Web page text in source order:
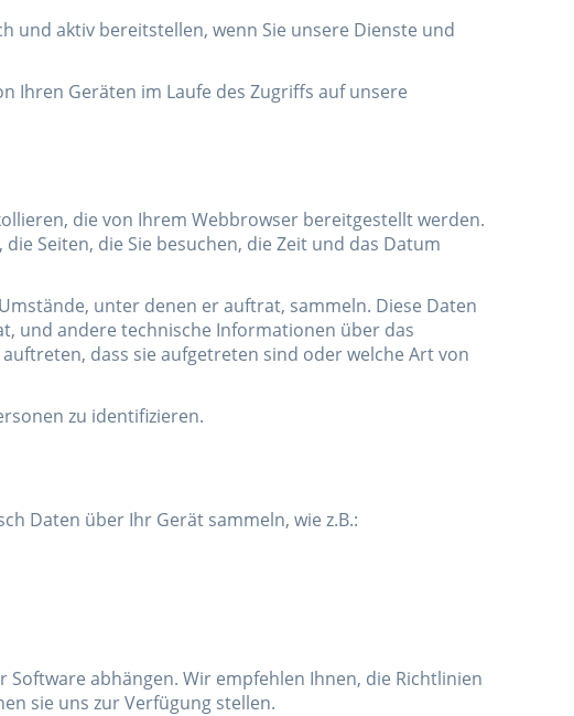
und aktiv bereitstellen, wenn Sie unsere Dienste und
Ihren Geräten im Laufe des Zugriffs auf unsere
die von Ihrem Webbrowser bereitgestellt werden.
Seiten, die Sie besuchen, die Zeit und das Datum
unter denen er auftrat, sammeln. Diese Daten
und andere technische Informationen über das
dass sie aufgetreten sind oder welche Art von
zu identifizieren.
Daten über Ihr Gerät sammeln, wie z.B.:
abhängen. Wir empfehlen Ihnen, die Richtlinien
sie uns zur Verfügung stellen.